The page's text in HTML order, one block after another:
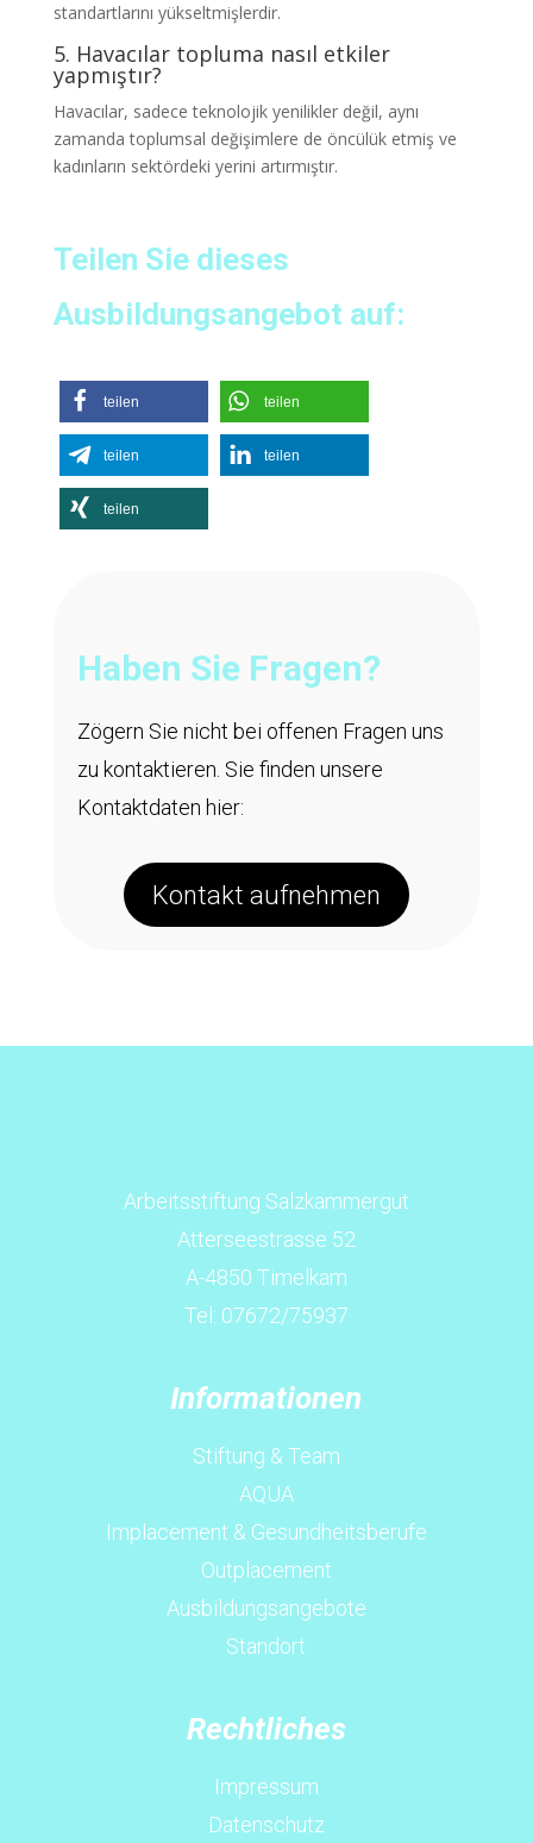
standartlarını yükseltmişlerdir.
5. Havacılar topluma nasıl etkiler
yapmıştır?
Havacılar, sadece teknolojik yenilikler değil, aynı
zamanda toplumsal değişimlere de öncülük etmiş ve
kadınların sektördeki yerini artırmıştır.
Teilen Sie dieses
Ausbildungsangebot auf:
teilen teilen
teilen teilen
teilen
Haben Sie Fragen?
Zögern Sie nicht bei offenen Fragen uns
zu kontaktieren. Sie finden unsere
Kontaktdaten hier:
Kontakt aufnehmen
Arbeitsstiftung Salzkammergut
Atterseestrasse 52
A-4850 Timelkam
Tel: 07672/75937
Informationen
Stiftung & Team
AQUA
Implacement & Gesundheitsberufe
Outplacement
Ausbildungsangebote
Standort
Rechtliches
Impressum
Datenschutz